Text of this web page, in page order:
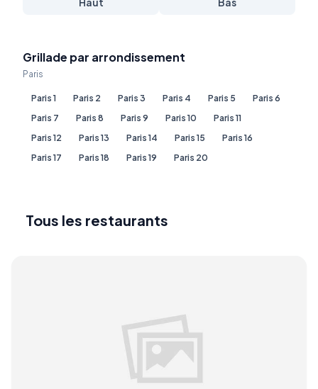
Grillade par arrondissement
Paris
Paris 1 Paris 2 Paris 3 Paris 4 Paris 5
Paris 6
Paris 7
Paris 8 Paris 9 Paris 10
Paris 11
Paris 12
Paris 13 Paris 14 Paris 15
Paris 16
Paris 17
Paris 18 Paris 19 Paris 20
Tous les restaurants